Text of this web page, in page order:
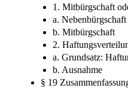
1. Mitbürgschaft
a. Nebenbürgschaft
b. Mitbürgschaft
2.
a. Grundsatz:
b. Ausnahme
§ 19